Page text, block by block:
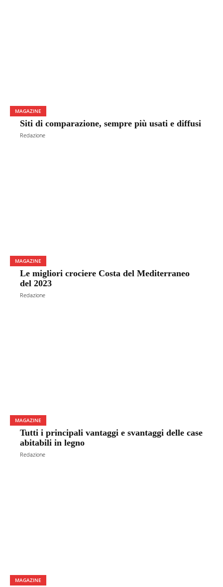
MAGAZINE
Siti di comparazione, sempre più usati e diffusi
Redazione
MAGAZINE
Le migliori crociere Costa del Mediterraneo
del 2023
Redazione
MAGAZINE
Tutti i principali vantaggi e svantaggi delle case
abitabili in legno
Redazione
MAGAZINE